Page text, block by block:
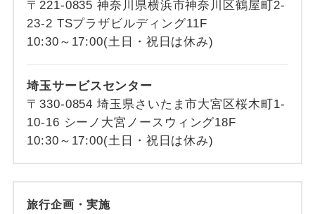
〒221-0835 神奈川県横浜市神奈川区鶴屋町2-
23-2 TSプラザビルディング11F
10:30～17:00(土日・祝日は休み)
埼玉サービスセンター
〒330-0854 埼玉県さいたま市大宮区桜木町1-
10-16 シーノ大宮ノースウィング18F
10:30～17:00(土日・祝日は休み)
旅行企画・実施